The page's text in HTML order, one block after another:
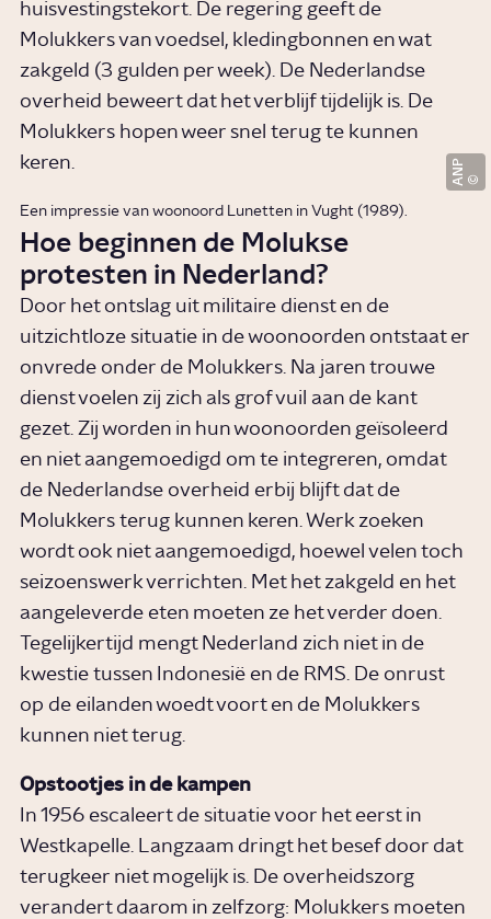
huisvestingstekort. De regering geeft de
Molukkers van voedsel, kledingbonnen en wat
zakgeld (3 gulden per week). De Nederlandse
overheid beweert dat het verblijf tijdelijk is. De
Molukkers hopen weer snel terug te kunnen
keren.
ANP
Een impressie van woonoord Lunetten in Vught (1989).
Hoe beginnen de Molukse
protesten in Nederland?
Door het ontslag uit militaire dienst en de
uitzichtloze situatie in de woonoorden ontstaat er
onvrede onder de Molukkers. Na jaren trouwe
dienst voelen zij zich als grof vuil aan de kant
gezet. Zij worden in hun woonoorden geïsoleerd
en niet aangemoedigd om te integreren, omdat
de Nederlandse overheid erbij blijft dat de
Molukkers terug kunnen keren. Werk zoeken
wordt ook niet aangemoedigd, hoewel velen toch
seizoenswerk verrichten. Met het zakgeld en het
aangeleverde eten moeten ze het verder doen.
Tegelijkertijd mengt Nederland zich niet in de
kwestie tussen Indonesië en de RMS. De onrust
op de eilanden woedt voort en de Molukkers
kunnen niet terug.
Opstootjes in de kampen
In 1956 escaleert de situatie voor het eerst in
Westkapelle. Langzaam dringt het besef door dat
terugkeer niet mogelijk is. De overheidszorg
verandert daarom in zelfzorg: Molukkers moeten